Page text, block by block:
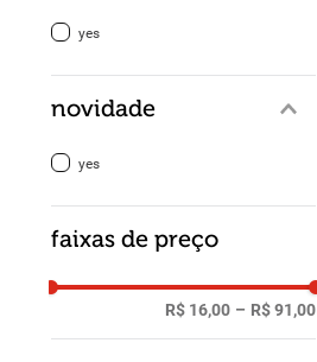
yes
novidade
yes
faixas de preço
R$ 16,00 – R$ 91,00